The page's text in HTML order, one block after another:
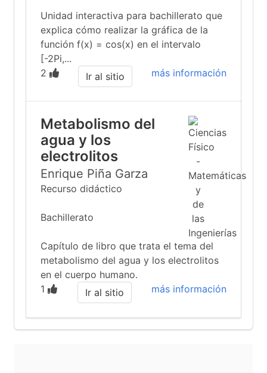
Unidad interactiva para bachillerato que
explica cómo realizar la gráfica de la
función f(x) = cos(x) en el intervalo
[-2Pi,...
2
más información
Ir al sitio
Metabolismo del
agua y los
electrolitos
Enrique Piña Garza
Recurso didáctico
Bachillerato
Capítulo de libro que trata el tema del
metabolismo del agua y los electrolitos
en el cuerpo humano.
1
más información
Ir al sitio